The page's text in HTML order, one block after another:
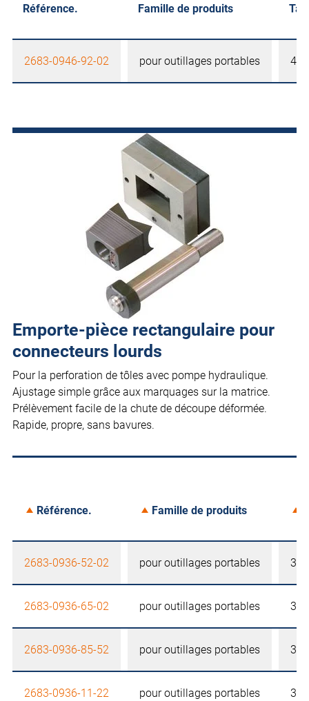
Référence. Famille de produits
2683-0946-92-02 pour outillages portables 46
Emporte-pièce rectangulaire pour
connecteurs lourds
Pour la perforation de tôles avec pompe hydraulique.
Ajustage simple grâce aux marquages sur la matrice.
Prélèvement facile de la chute de découpe déformée.
Rapide, propre, sans bavures.
Référence. Famille de produits
2683-0936-52-02 pour outillages portables 36
2683-0936-65-02 pour outillages portables 36
2683-0936-85-52 pour outillages portables 36
2683-0936-11-22 pour outillages portables 36